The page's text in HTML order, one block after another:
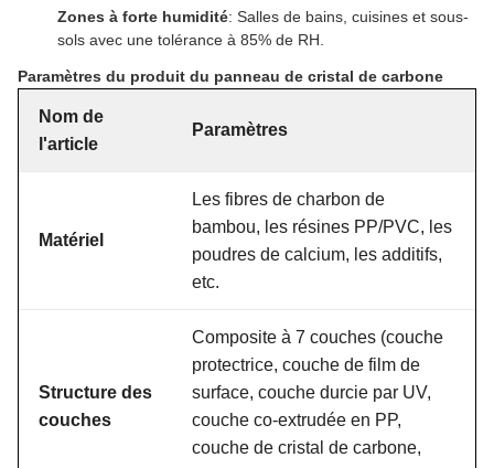
Zones à forte humidité: Salles de bains, cuisines et sous-
sols avec une tolérance à 85% de RH.
Paramètres du produit du panneau de cristal de carbone
Nom de
l'article
Paramètres
Matériel
Les fibres de charbon de
bambou, les résines PP/PVC, les
poudres de calcium, les additifs,
etc.
Structure des
couches
Composite à 7 couches (couche
protectrice, couche de film de
surface, couche durcie par UV,
couche co-extrudée en PP,
couche de cristal de carbone,